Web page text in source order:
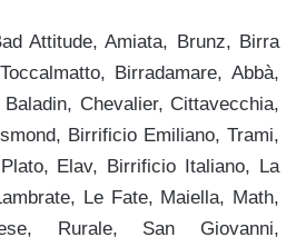
Attitude, Amiata, Brunz, Birra
Birradamare, Abbà,
Chevalier, Cittavecchia,
Birrificio Emiliano, Trami,
Elav, Birrificio Italiano, La
Le Fate, Maiella, Math,
Rurale, San Giovanni,